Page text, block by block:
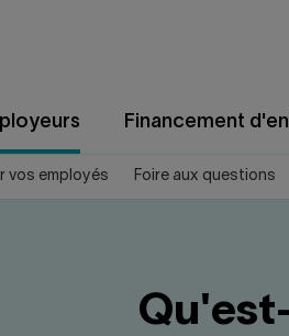
Financement
vos employés Foire aux questions